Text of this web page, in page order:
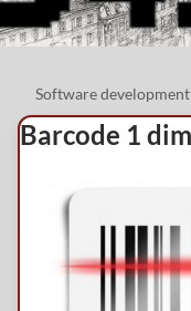
Software development
Barcode 1